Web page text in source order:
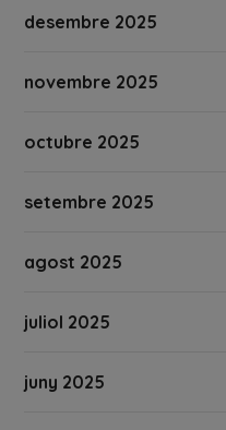
desembre 2025
novembre 2025
octubre 2025
setembre 2025
agost 2025
juliol 2025
juny 2025